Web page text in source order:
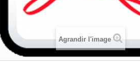
Agrandir l'image